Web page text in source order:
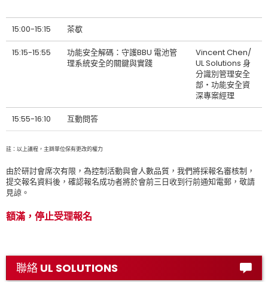
15:00-15:15 茶歇
15:15-15:55
功能安全解碼：守護BBU 電池管
理系統安全的關鍵與實踐
Vincent Chen/
UL Solutions 身
分識別管理安全
部‧功能安全資
深專案經理
15:55-16:10 互動問答
註：以上議程，主辧單位保有更改的權力
由於研討會席次有限，為控制活動與會人數品質，我們將採報名審核制，
提交報名資料後，確認報名成功者將於會前三日收到行前通知電郵，敬請
見諒。
額滿，停止受理報名
聯絡 UL SOLUTIONS